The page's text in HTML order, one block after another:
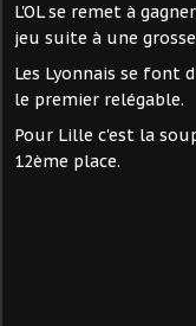
L'OL se remet à
jeu suite à une
Les Lyonnais se font
le premier relégable.
Pour Lille c'est la
12ème place.